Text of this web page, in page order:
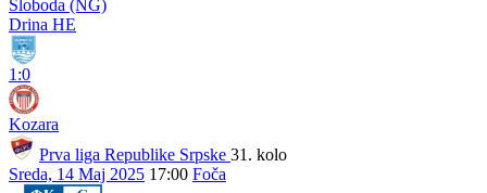
Sloboda (NG)
Drina HE
1:0
Kozara
Prva liga Republike Srpske 31. kolo
Sreda, 14 Maj 2025 17:00 Foča